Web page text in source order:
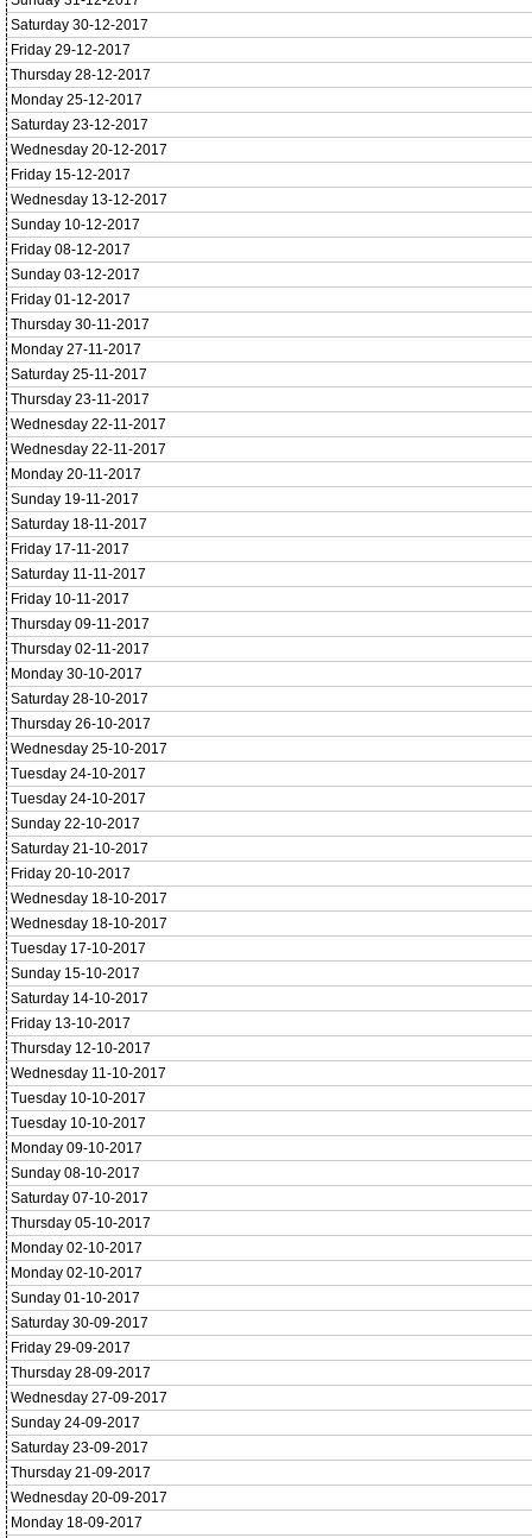
Saturday 30-12-2017
Friday 29-12-2017
Thursday 28-12-2017
Monday 25-12-2017
Saturday 23-12-2017
Wednesday 20-12-2017
Friday 15-12-2017
Wednesday 13-12-2017
Sunday 10-12-2017
Friday 08-12-2017
Sunday 03-12-2017
Friday 01-12-2017
Thursday 30-11-2017
Monday 27-11-2017
Saturday 25-11-2017
Thursday 23-11-2017
Wednesday 22-11-2017
Wednesday 22-11-2017
Monday 20-11-2017
Sunday 19-11-2017
Saturday 18-11-2017
Friday 17-11-2017
Saturday 11-11-2017
Friday 10-11-2017
Thursday 09-11-2017
Thursday 02-11-2017
Monday 30-10-2017
Saturday 28-10-2017
Thursday 26-10-2017
Wednesday 25-10-2017
Tuesday 24-10-2017
Tuesday 24-10-2017
Sunday 22-10-2017
Saturday 21-10-2017
Friday 20-10-2017
Wednesday 18-10-2017
Wednesday 18-10-2017
Tuesday 17-10-2017
Sunday 15-10-2017
Saturday 14-10-2017
Friday 13-10-2017
Thursday 12-10-2017
Wednesday 11-10-2017
Tuesday 10-10-2017
Tuesday 10-10-2017
Monday 09-10-2017
Sunday 08-10-2017
Saturday 07-10-2017
Thursday 05-10-2017
Monday 02-10-2017
Monday 02-10-2017
Sunday 01-10-2017
Saturday 30-09-2017
Friday 29-09-2017
Thursday 28-09-2017
Wednesday 27-09-2017
Sunday 24-09-2017
Saturday 23-09-2017
Thursday 21-09-2017
Wednesday 20-09-2017
Monday 18-09-2017